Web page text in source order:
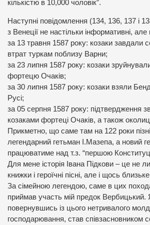
кількістю в 10,000 чоловік”.
Наступні повідомлення (134, 136, 137 і
з Венеції не настільки інформативні,
за 13 травня 1587 року: козаки завдали
втрат туркам поблизу Варни;
за 23 липня 1587 року: козаки
фортецю Очаків;
за 30 липня 1587 року: козаки взяли
Русі;
за 05 серпня 1587 року: підтвердження
козаками фортеці Очаків, а також
Прикметно, що саме там на 122 роки
легендарний гетьман І.Мазепа, а новий
працюватиме над т.з. “першою
Для мене історія Івана Підкови – це не
книжки і героїчні пісні, але і щось
За сімейною легендою, саме в цих
приймав участь мій предок Вербицький.
повернувшись із цього нетривалого
господарювання, став співзасновником